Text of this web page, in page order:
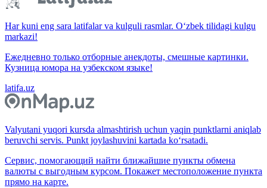
Har kuni eng sara latifalar va kulguli rasmlar. O‘zbek tilidagi kulgu
markazi!
Ежедневно только отборные анекдоты, смешные картинки.
Кузница юмора на узбекском языке!
latifa.uz
Valyutani yuqori kursda almashtirish uchun yaqin punktlarni aniqlab
beruvchi servis. Punkt joylashuvini kartada ko‘rsatadi.
Сервис, помогающий найти ближайшие пункты обмена
валюты с выгодным курсом. Покажет местоположение пункта
прямо на карте.